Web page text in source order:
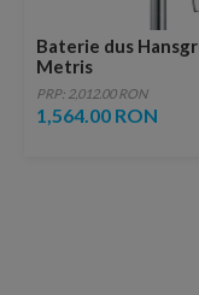
Baterie dus
Metris
PRP: 2,012.00 RON
1,564.00 RON